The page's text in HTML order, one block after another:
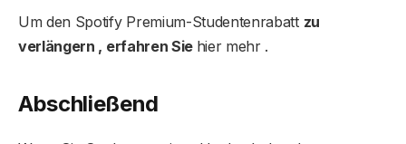
Um den Spotify Premium-Studentenrabatt zu
verlängern , erfahren Sie hier mehr .
Abschließend